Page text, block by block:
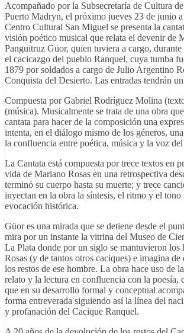
Acompañado por la Subsecretaría de Cultura
Puerto Madryn, el próximo jueves 23 de junio a
Centro Cultural San Miguel se presenta la
visión poético musical que relata el devenir de
Panguitruz Güor, quien tuviera a cargo,
el cacicazgo del pueblo Ranquel, cuya tumba
1879 por soldados a cargo de Julio Argentino
Conquista del Desierto. Las entradas tendrán
Compuesta por Gabriel Rodríguez Molina
(música). Musicalmente se trata de una obra
cantata para hacer de la composición una
intenta, en el diálogo mismo de los géneros,
la confluencia entre poética, música y la voz del
La Cantata está compuesta por trece textos en
vida de Mariano Rosas en una retrospectiva
terminó su cuerpo hasta su muerte; y trece
inyectan en la obra la síntesis, el ritmo y el tono
evocación histórica.
Güor es una mirada que se detiene desde el
mira por un instante la vitrina del Museo de
La Plata donde por un siglo se mantuvieron los
Rosas (y de tantos otros caciques) e imagina
los restos de ese hombre. La obra hace uso de
relato y la lectura en confluencia con la poesía,
que en su desarrollo formal y conceptual
forma entreverada siguiendo así la línea del
y profanación del Cacique Ranquel.